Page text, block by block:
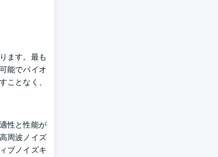
ます。最も
能でバイオ
となく、
性と性能が
周波ノイズ
ブノイズキ